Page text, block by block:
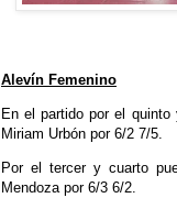
Alevín Femenino
En el partido por el
Miriam Urbón por 6/2 7/5.
Por el tercer y cuarto
Mendoza por 6/3 6/2.